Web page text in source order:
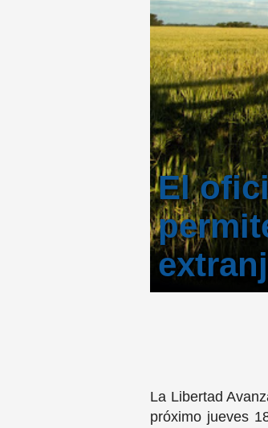
El
La Libertad
próximo jueves